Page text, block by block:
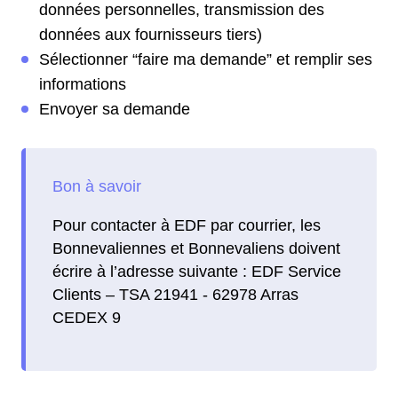
données personnelles, transmission des
données aux fournisseurs tiers)
Sélectionner “faire ma demande” et remplir ses
informations
Envoyer sa demande
Pour contacter à EDF par courrier, les
Bonnevaliennes et Bonnevaliens doivent
écrire à l’adresse suivante : EDF Service
Clients – TSA 21941 - 62978 Arras
CEDEX 9